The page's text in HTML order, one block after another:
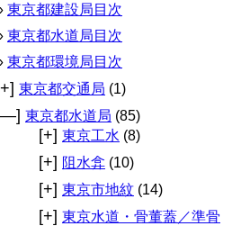
東京都建設局目次
東京都水道局目次
東京都環境局目次
東京都交通局 (1)
東京都水道局 (85)
[+] 東京工水 (8)
[+] 阻水弇 (10)
[+] 東京市地紋 (14)
[+] 東京水道・骨董蓋／準骨